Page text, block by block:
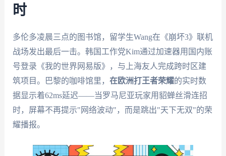
时
多伦多凌晨三点的图书馆，留学生Wang在《崩坏3》联机
战场发出最后一击。韩国工作党Kim通过加速器用国内账
号登录《我的世界网易版》，与上海友人完成跨时区建
筑项目。巴黎的咖啡馆里， 在欧洲打王者荣耀的实时数
据显示着62ms延迟——当罗马尼亚玩家用貂蝉丝滑连招
时，屏幕不再提示"网络波动"，而是跳出"天下无双"的荣
耀播报。